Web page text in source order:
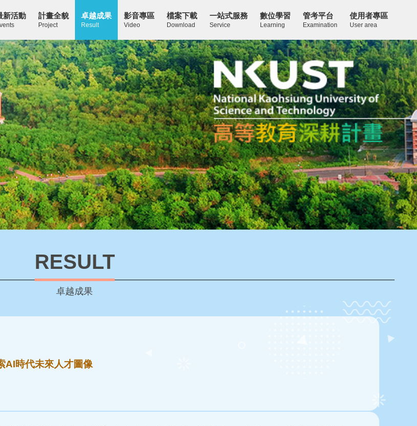
新活動 計畫全貌
Project
卓越成果
Result
影音專區
Video
檔案下載
Download
一站式服務
Service
數位學習
Learning
管考平台
Examination
使用者專區
User area
RESULT
卓越成果
AI時代未來人才圖像